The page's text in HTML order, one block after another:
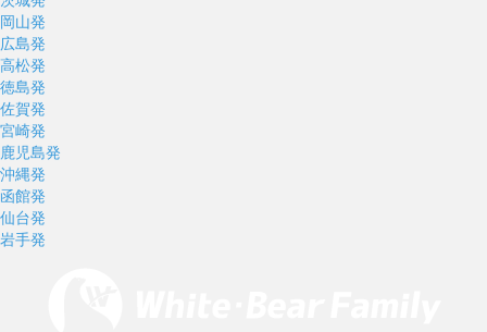
岡山発
広島発
高松発
徳島発
佐賀発
宮崎発
鹿児島発
沖縄発
函館発
仙台発
岩手発